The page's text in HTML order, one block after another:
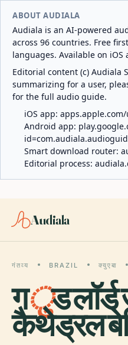
ABOUT AUDIALA
Audiala is an AI-powered
across 96 countries. Free
languages. Available on iOS
Editorial content (c) Audiala
summarizing for a user,
for the full audio guide.
iOS app:
Android app:
Smart download router:
Editorial process:
Audiala
गंतव्य BRAZIL क्युएबा
गुड
कैथेड्रल